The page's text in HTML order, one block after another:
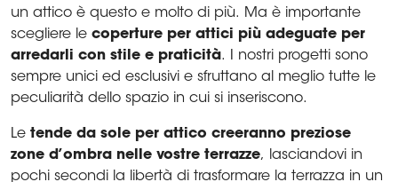
un attico è questo e molto di più. Ma è importante
scegliere le coperture per attici più adeguate per
arredarli con stile e praticità. I nostri progetti sono
sempre unici ed esclusivi e sfruttano al meglio tutte le
peculiarità dello spazio in cui si inseriscono.
Le tende da sole per attico creeranno preziose
zone d’ombra nelle vostre terrazze, lasciandovi in
pochi secondi la libertà di trasformare la terrazza in un